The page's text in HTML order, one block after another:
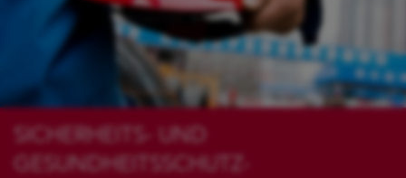
SICHERHEITS- UND
GESUNDHEITSSCHUTZ-